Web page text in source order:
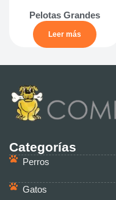
Pelotas Grandes
Leer más
Categorías
Perros
Gatos